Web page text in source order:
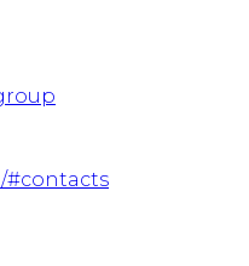
#contacts